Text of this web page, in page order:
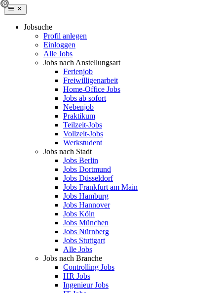
Jobsuche
Profil anlegen
Einloggen
Alle Jobs
Jobs nach Anstellungsart
Ferienjob
Freiwilligenarbeit
Home-Office Jobs
Jobs ab sofort
Nebenjob
Praktikum
Teilzeit-Jobs
Vollzeit-Jobs
Werkstudent
Jobs nach Stadt
Jobs Berlin
Jobs Dortmund
Jobs Düsseldorf
Jobs Frankfurt am Main
Jobs Hamburg
Jobs Hannover
Jobs Köln
Jobs München
Jobs Nürnberg
Jobs Stuttgart
Alle Jobs
Jobs nach Branche
Controlling Jobs
HR Jobs
Ingenieur Jobs